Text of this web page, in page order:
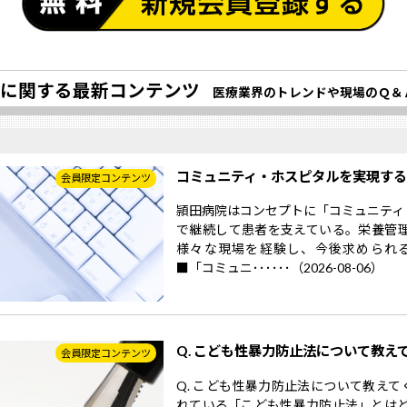
関する最新コンテンツ 医療業界のトレンドや現場のＱ＆
会員限定コンテンツ コミュニティ・ホスピタルを実現す
頴田病院はコンセプトに「コミュニテ
で継続して患者を支えている。栄養管
様々な現場を経験し、今後求められ
■「コミュニ･･････（2026-08-06）
会員限定コンテンツ Q. こども性暴力防止法について教え
Q. こども性暴力防止法について教え